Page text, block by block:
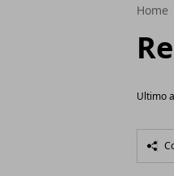
Home
Ultimo